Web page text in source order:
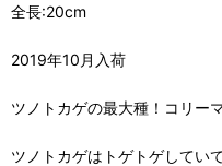
全長:20cm
2019年10月入荷
ツノトカゲの最大種！コリー
ツノトカゲはトゲトゲしてい